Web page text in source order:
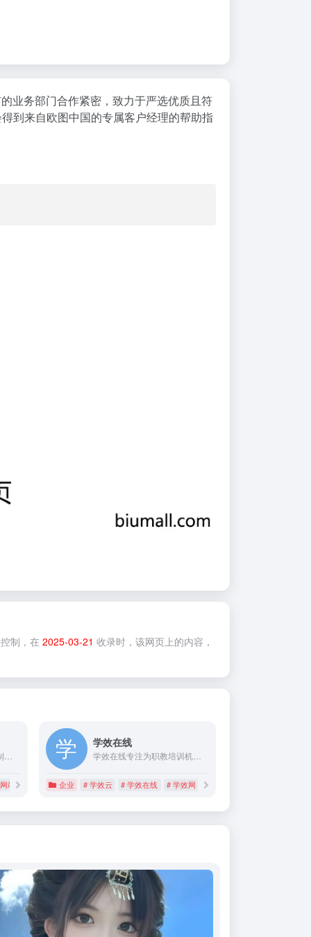
业务部门合作紧密，致力于严选优质且符
到来自欧图中国的专属客户经理的帮助指
制，在 2025-03-21 收录时，该网页上的内容，
站建设
学效在线
学效在线专注为职教培训机构提供考研课程、央国企就业课程、公务员考试课程、事业编考试课程、专技人员继续教育课程、一级建造师二级建造师安全工程师课程、健康管理师、药师、建工八大员、特种工等高品质视频课程、配套习题和学习资料等，帮助合作伙伴引入新项目、开展在线培训，提升课程竞争力和专业服务力。
企业 # 学效云 # 学效在线 # 学效网